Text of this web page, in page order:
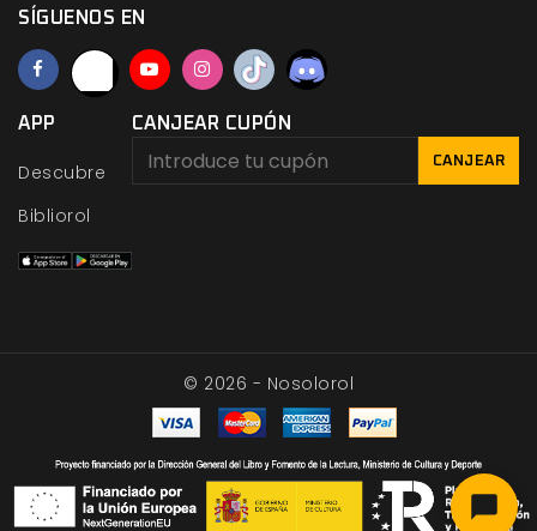
SÍGUENOS EN
APP
Descubre
Bibliorol
CANJEAR CUPÓN
CANJEAR
© 2026 - Nosolorol